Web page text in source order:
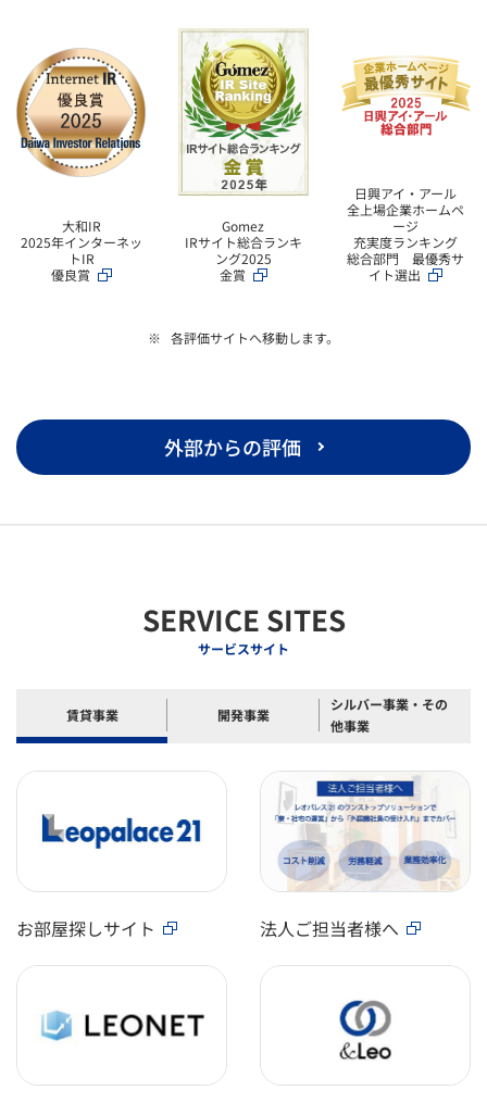
大和IR
2025年インターネッ
トIR
優良賞
Gomez
IRサイト総合ランキ
ング2025
金賞
日興アイ・アール
全上場企業ホームペ
ージ
充実度ランキング
総合部門 最優秀サ
イト選出
各評価サイトへ移動します。
外部からの評価
SERVICE SITES
サービスサイト
賃貸事業 開発事業
シルバー事業・その
他事業
お部屋探しサイト 法人ご担当者様へ